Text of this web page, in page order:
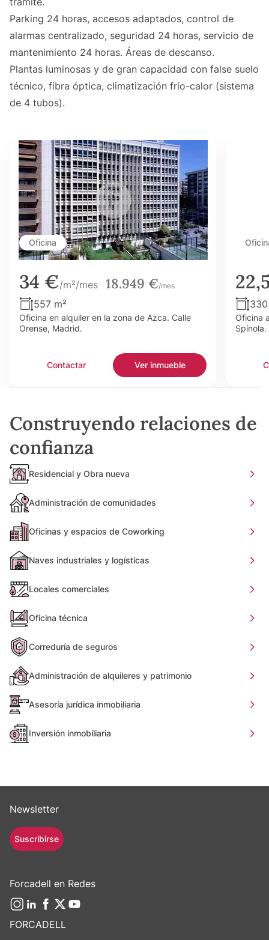
Parking 24 horas, accesos adaptados, control de
alarmas centralizado, seguridad 24 horas, servicio de
mantenimiento 24 horas. Áreas de descanso.
Plantas luminosas y de gran capacidad con false suelo
técnico, fibra óptica, climatización frío-calor (sistema
de 4 tubos).
Oficina
34 €/m²/mes 18.949 €/mes
557 m²
Oficina en alquiler en la zona de Azca. Calle
Orense, Madrid.
Contactar Ver inmueble
Oficina
Spínola.
Construyendo relaciones de
confianza
Residencial y Obra nueva
Administración de comunidades
Oficinas y espacios de Coworking
Naves industriales y logísticas
Locales comerciales
Oficina técnica
Correduría de seguros
Administración de alquileres y patrimonio
Asesoría jurídica inmobiliaria
Inversión inmobiliaria
FORCADELL
Newsletter
Suscribirse
Forcadell en Redes